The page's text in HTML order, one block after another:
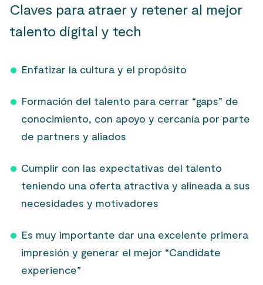
Claves para atraer y retener al mejor
talento digital y tech
Enfatizar la cultura y el propósito
Formación del talento para cerrar “gaps” de
conocimiento, con apoyo y cercanía por parte
de partners y aliados
Cumplir con las expectativas del talento
teniendo una oferta atractiva y alineada a sus
necesidades y motivadores
Es muy importante dar una excelente primera
impresión y generar el mejor “Candidate
experience”